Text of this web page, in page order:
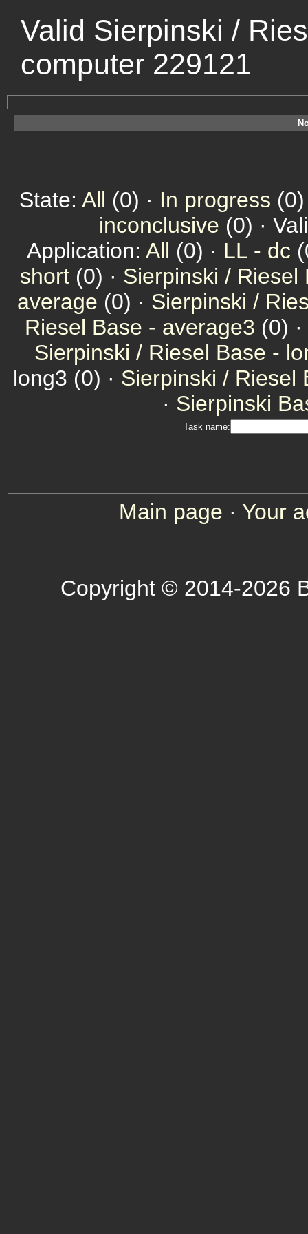
Valid Sierpinski /
computer 229121
State: All (0) · In progress
inconclusive (0) ·
Application: All (0) · LL - dc
short (0) · Sierpinski / Riesel
average (0) · Sierpinski /
Riesel Base - average3 (0) ·
Sierpinski / Riesel Base -
long3 (0) · Sierpinski / Riesel
· Sierpinski
Task name:
Main page · Your
Copyright © 2014-2026